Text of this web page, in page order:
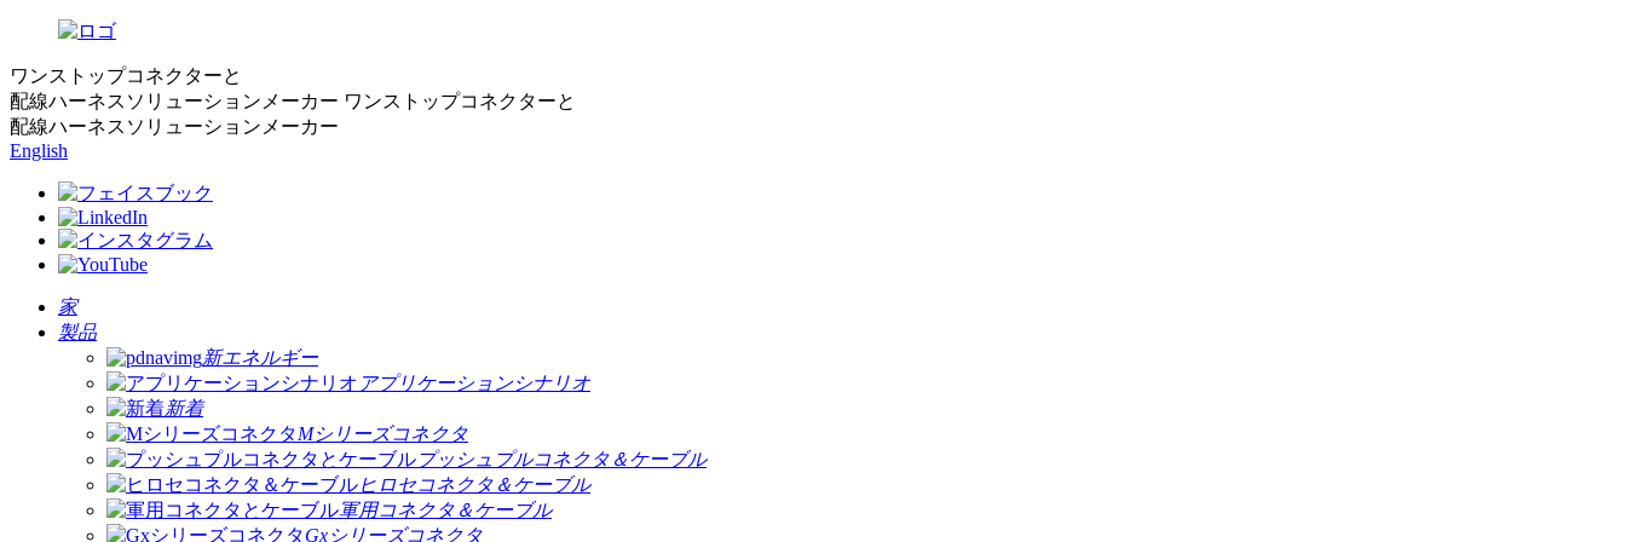
ワンストップコネクターと
配線ハーネスソリューションメーカー ワンストップコネクターと
配線ハーネスソリューションメーカー
English
家
製品
新エネルギー
アプリケーションシナリオ
新着
Mシリーズコネクタ
プッシュプルコネクタ＆ケーブル
ヒロセコネクタ＆ケーブル
軍用コネクタ＆ケーブル
Gxシリーズコネクタ